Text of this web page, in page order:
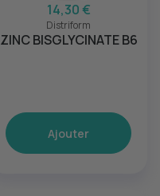
14,30 €
Distriform
ZINC BISGLYCINATE B6
Ajouter